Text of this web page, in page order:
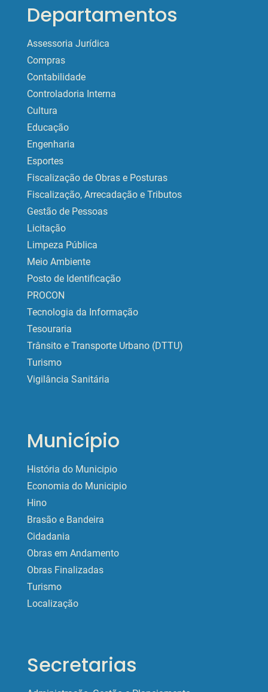
Departamentos
Assessoria Jurídica
Compras
Contabilidade
Controladoria Interna
Cultura
Educação
Engenharia
Esportes
Fiscalização de Obras e Posturas
Fiscalização, Arrecadação e Tributos
Gestão de Pessoas
Licitação
Limpeza Pública
Meio Ambiente
Posto de Identificação
PROCON
Tecnologia da Informação
Tesouraria
Trânsito e Transporte Urbano (DTTU)
Turismo
Vigilância Sanitária
Município
História do Municipio
Economia do Municipio
Hino
Brasão e Bandeira
Cidadania
Obras em Andamento
Obras Finalizadas
Turismo
Localização
Secretarias